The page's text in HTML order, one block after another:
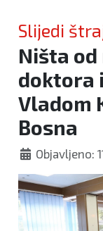
Slijedi
Ništa
doktora
Vladom
Bosna
Objavljeno: